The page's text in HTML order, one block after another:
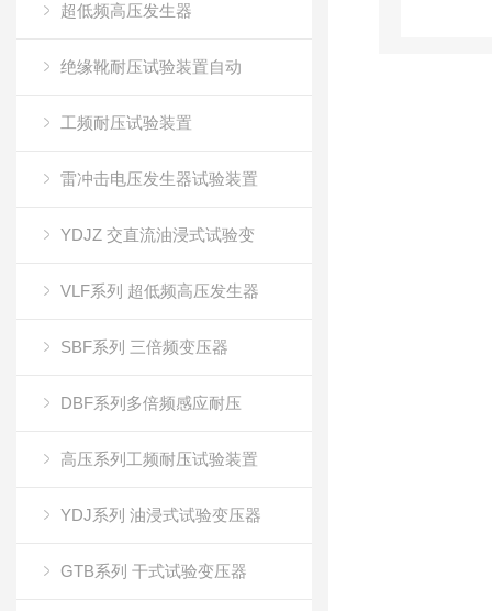
超低频高压发生器
绝缘靴耐压试验装置自动
工频耐压试验装置
雷冲击电压发生器试验装置
YDJZ 交直流油浸式试验变
VLF系列 超低频高压发生器
SBF系列 三倍频变压器
DBF系列多倍频感应耐压
高压系列工频耐压试验装置
YDJ系列 油浸式试验变压器
GTB系列 干式试验变压器